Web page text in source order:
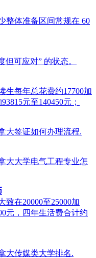
整体准备区间常规在 60
但可应对” 的状态。
生每年总花费约17700加
元至140450元；
大签证如何办理流程.
大大学电气工程专业怎
致在20000至25000加
元，四年生活费合计约
大传媒类大学排名.